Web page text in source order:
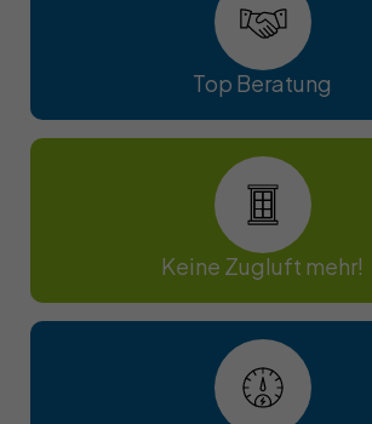
Top Beratung
Keine Zugluft mehr!